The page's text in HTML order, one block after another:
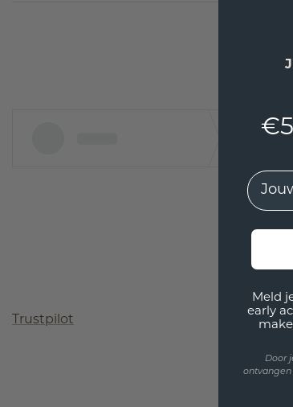
Trustpilot
EMail
Meld
early
Door